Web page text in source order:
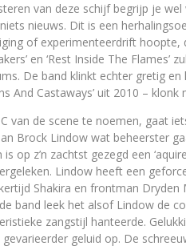
van deze schijf begrijp je wel
nieuws. Dit is een
of experimenteerdrift hoopte,
en ‘Rest Inside The
De band klinkt echter gretig
And Castaways’ uit 2010 –
van de scene te noemen, gaat
Brock Lindow wat beheerster
op z’n zachtst gezegd een
Lindow heeft een
Shakira en frontman Dryden
band leek het alsof Lindow de
zangstijl hanteerde.
geluid op. De